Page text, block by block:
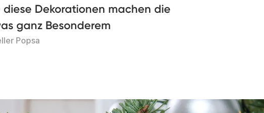
Dekorationen machen die
ganz Besonderem
Popsa